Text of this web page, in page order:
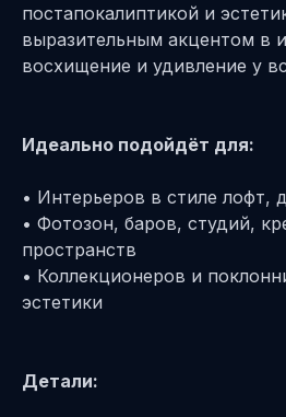
постапокалиптикой и
выразительным акцентом в
восхищение и удивление у
Идеально подойдёт для:
• Интерьеров в стиле лофт,
• Фотозон, баров, студий,
пространств
• Коллекционеров и
эстетики
Детали: